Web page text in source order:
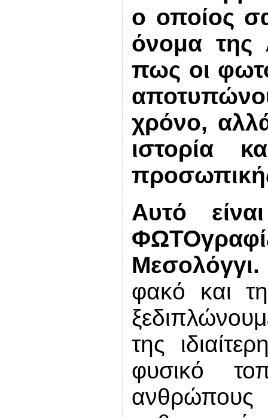
ο οποίος
όνομα της
πως οι
χρόνο,
ιστορία
Αυτό
Μεσολόγγι.
φακό και
της
φυσικό